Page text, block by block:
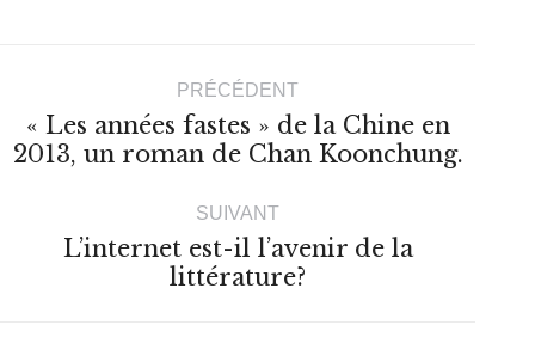
Navigation
article
PRÉCÉDENT
Article
précédent
:
« Les années fastes » de la Chine en
2013, un roman de Chan Koonchung.
SUIVANT
Article
suivant
L’internet est-il l’avenir de la
littérature?